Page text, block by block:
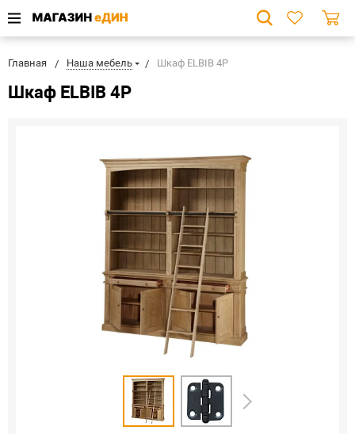
Главная Наша мебель Шкаф ELBIB 4P
Шкаф ELBIB 4P